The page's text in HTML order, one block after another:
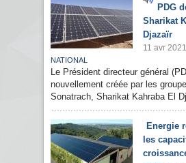
PDG
Sharikat
Djazaïr
11 avr 2021
NATIONAL
Le Président directeur général
nouvellement créée par les
Sonatrach, Sharikat Kahraba El
Energie
les